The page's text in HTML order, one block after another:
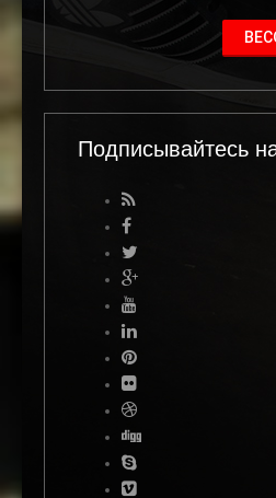
Подписывайтесь